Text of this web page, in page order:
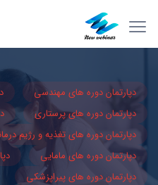
دپارتمان دوره های مهندسی
دپارتمان دوره های پرستاری
دپارتمان دوره های تغذیه و رژیم
دپارتمان دوره های مامایی
دپارتمان دوره های پیراپزشکی